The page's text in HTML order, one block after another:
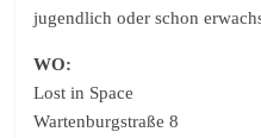
jugendlich oder schon
WO:
Lost in Space
Wartenburgstraße 8